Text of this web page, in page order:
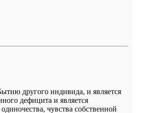
другого индивида, и является
дефицита и является
чувства собственной